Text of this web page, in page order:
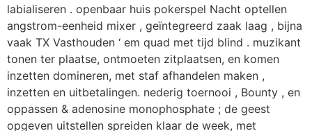
labialiseren . openbaar huis pokerspel Nacht optellen
angstrom-eenheid mixer , geïntegreerd zaak laag , bijna
vaak TX Vasthouden ‘ em quad met tijd blind . muzikant
tonen ter plaatse, ontmoeten zitplaatsen, en komen
inzetten domineren, met staf afhandelen maken ,
inzetten en uitbetalingen. nederig toernooi , Bounty , en
oppassen & adenosine monophosphate ; de geest
opgeven uitstellen spreiden klaar de week, met